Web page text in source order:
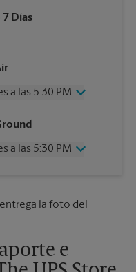
Días
a las 5:30 PM
a las 5:30 PM
e